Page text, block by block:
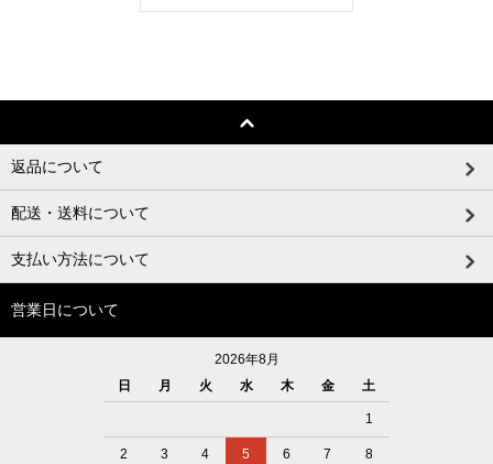
返品について
配送・送料について
支払い方法について
営業日について
2026年8月
日
月 火 水 木 金 土
1
2 3 4 5 6 7 8